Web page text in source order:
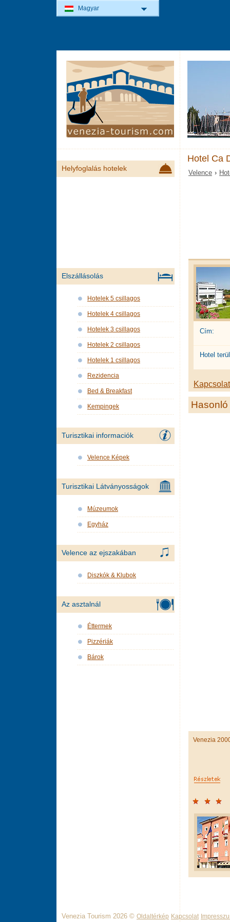
Hotel Ca
Velence ›
Cím:
Hotel
Venezia
Helyfoglalás hotelek
Elszállásolás
Hotelek 5 csillagos
Hotelek 4 csillagos
Hotelek 3 csillagos
Hotelek 2 csillagos
Hotelek 1 csillagos
Rezidencia
Bed & Breakfast
Kempingek
Turisztikai informaciók
Velence Képek
Turisztikai Látványosságok
Múzeumok
Egyház
Velence az ejszakában
Diszkók & Klubok
Az asztalnál
Éttermek
Pizzériák
Bárok
Venezia Tourism 2026 © Oldaltérkép Kapcsolat
Magyar